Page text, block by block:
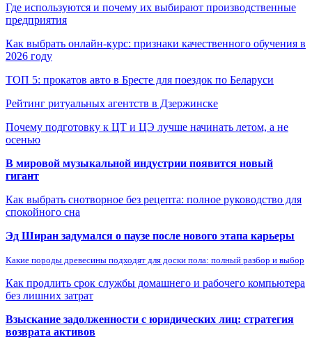
Где используются и почему их выбирают производственные
предприятия
Как выбрать онлайн-курс: признаки качественного обучения в
2026 году
ТОП 5: прокатов авто в Бресте для поездок по Беларуси
Рейтинг ритуальных агентств в Дзержинске
Почему подготовку к ЦТ и ЦЭ лучше начинать летом, а не
осенью
В мировой музыкальной индустрии появится новый
гигант
Как выбрать снотворное без рецепта: полное руководство для
спокойного сна
Эд Ширан задумался о паузе после нового этапа карьеры
Какие породы древесины подходят для доски пола: полный разбор и выбор
Как продлить срок службы домашнего и рабочего компьютера
без лишних затрат
Взыскание задолженности с юридических лиц: стратегия
возврата активов